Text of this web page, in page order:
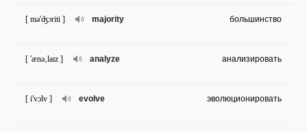
majority
[ mə'ʤɔriti ] большинство
analyze
[ 'ænə‚laɪz ] анализировать
evolve
[ i'vɔlv ] эволюционировать